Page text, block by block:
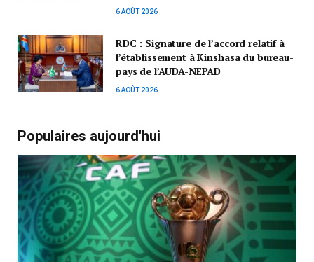
6 AOÛT 2026
RDC : Signature de l’accord relatif à
l’établissement à Kinshasa du bureau-
pays de l’AUDA-NEPAD
6 AOÛT 2026
Populaires aujourd'hui